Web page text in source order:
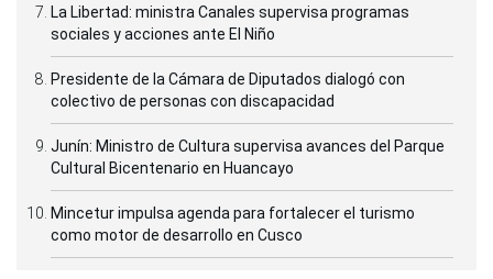
La Libertad: ministra Canales supervisa programas
sociales y acciones ante El Niño
Presidente de la Cámara de Diputados dialogó con
colectivo de personas con discapacidad
Junín: Ministro de Cultura supervisa avances del Parque
Cultural Bicentenario en Huancayo
Mincetur impulsa agenda para fortalecer el turismo
como motor de desarrollo en Cusco